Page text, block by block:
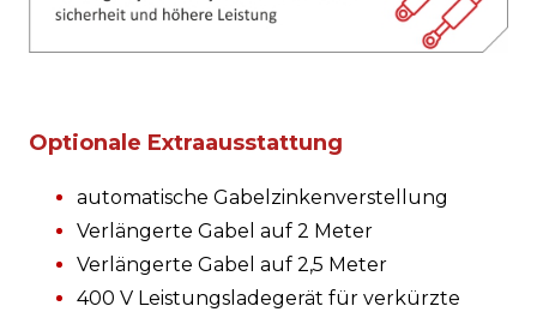
Optionale Extraausstattung
automatische Gabelzinkenverstellung
Verlängerte Gabel auf 2 Meter
Verlängerte Gabel auf 2,5 Meter
400 V Leistungsladegerät für verkürzte